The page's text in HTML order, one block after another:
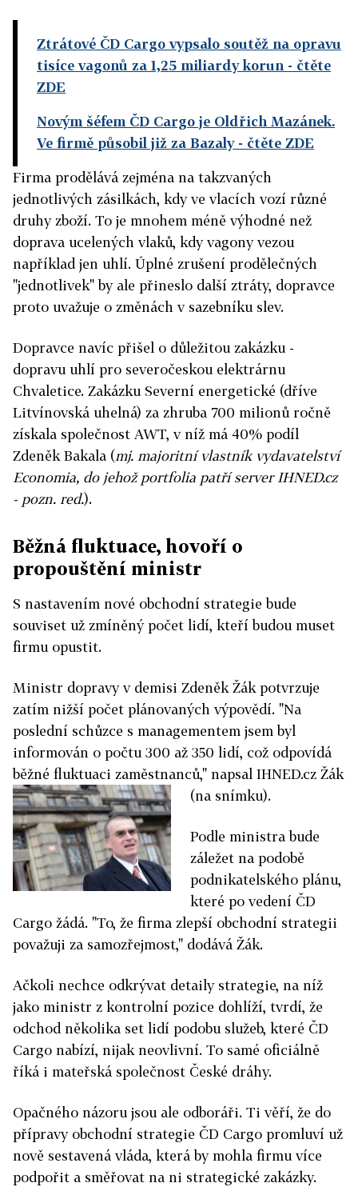
Ztrátové ČD Cargo vypsalo soutěž na opravu
tisíce vagonů za 1,25 miliardy korun - čtěte
ZDE
Novým šéfem ČD Cargo je Oldřich Mazánek.
Ve firmě působil již za Bazaly- čtěte ZDE
Firma prodělává zejména na takzvaných
jednotlivých zásilkách, kdy ve vlacích vozí různé
druhy zboží. To je mnohem méně výhodné než
doprava ucelených vlaků, kdy vagony vezou
například jen uhlí. Úplné zrušení prodělečných
"jednotlivek" by ale přineslo další ztráty, dopravce
proto uvažuje o změnách v sazebníku slev.
Dopravce navíc přišel o důležitou zakázku -
dopravu uhlí pro severočeskou elektrárnu
Chvaletice. Zakázku Severní energetické (dříve
Litvínovská uhelná) za zhruba 700 milionů ročně
získala společnost AWT, v níž má 40% podíl
Zdeněk Bakala (mj. majoritní vlastník vydavatelství
Economia, do jehož portfolia patří server IHNED.cz
- pozn. red.).
Běžná fluktuace, hovoří o
propouštění ministr
S nastavením nové obchodní strategie bude
souviset už zmíněný počet lidí, kteří budou muset
firmu opustit.
Ministr dopravy v demisi Zdeněk Žák potvrzuje
zatím nižší počet plánovaných výpovědí. "Na
poslední schůzce s managementem jsem byl
informován o počtu 300 až 350 lidí, což odpovídá
běžné fluktuaci zaměstnanců," napsal IHNED.cz Žák
(na snímku).
Podle ministra bude
záležet na podobě
podnikatelského plánu,
které po vedení ČD
Cargo žádá. "To, že firma zlepší obchodní strategii
považuji za samozřejmost," dodává Žák.
Ačkoli nechce odkrývat detaily strategie, na níž
jako ministr z kontrolní pozice dohlíží, tvrdí, že
odchod několika set lidí podobu služeb, které ČD
Cargo nabízí, nijak neovlivní. To samé oficiálně
říká i mateřská společnost České dráhy.
Opačného názoru jsou ale odboráři. Ti věří, že do
přípravy obchodní strategie ČD Cargo promluví už
nově sestavená vláda, která by mohla firmu více
podpořit a směřovat na ni strategické zakázky.